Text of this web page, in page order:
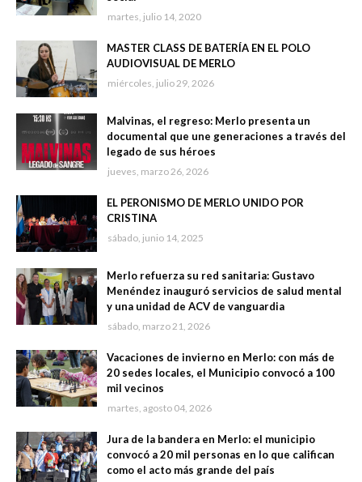
martes, julio 14, 2020
MASTER CLASS DE BATERÍA EN EL POLO
AUDIOVISUAL DE MERLO
miércoles, julio 29, 2026
Malvinas, el regreso: Merlo presenta un
documental que une generaciones a través del
legado de sus héroes
jueves, marzo 26, 2026
EL PERONISMO DE MERLO UNIDO POR
CRISTINA
sábado, junio 14, 2025
Merlo refuerza su red sanitaria: Gustavo
Menéndez inauguró servicios de salud mental
y una unidad de ACV de vanguardia
sábado, marzo 21, 2026
Vacaciones de invierno en Merlo: con más de
20 sedes locales, el Municipio convocó a 100
mil vecinos
martes, agosto 04, 2026
Jura de la bandera en Merlo: el municipio
convocó a 20 mil personas en lo que califican
como el acto más grande del país